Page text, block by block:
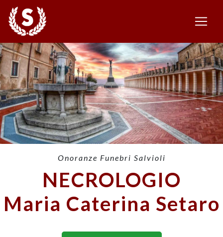
Onoranze Funebri Salvioli
NECROLOGIO
Maria Caterina Setaro